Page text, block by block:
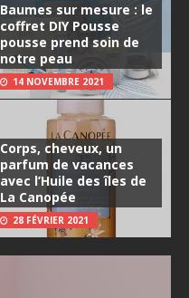
Baumes sur mesure : le
coffret DIY Pousse
pousse prend soin de
notre peau
14 NOVEMBRE 2021
Corps, cheveux, un
parfum de vacances
avec l’Huile des îles de
La Canopée
28 FÉVRIER 2021